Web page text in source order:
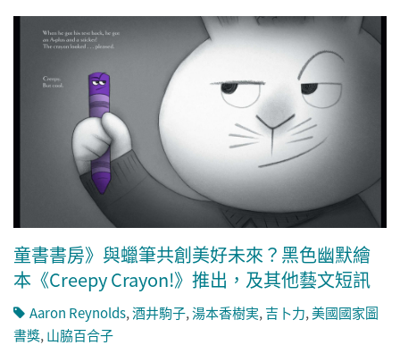
童書書房》與蠟筆共創美好未來？黑色幽默繪
本《Creepy Crayon!》推出，及其他藝文短訊
Aaron Reynolds,酒井駒子,湯本香樹実,吉卜力,美國國家圖
書獎,山脇百合子